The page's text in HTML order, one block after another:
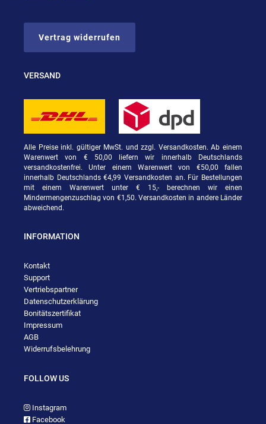
Vertrag widerrufen
VERSAND
Alle Preise inkl. gültiger MwSt. und zzgl. Versandkosten. Ab einem
Warenwert von € 50,00 liefern wir innerhalb Deutschlands
versandkostenfrei. Unter einem Warenwert von €50,00 fallen
innerhalb Deutschlands €4,99 Versandkosten an. Für Bestellungen
mit einem Warenwert unter € 15,- berechnen wir einen
Mindermengenzuschlag von €1,50. Versandkosten in andere Länder
abweichend.
INFORMATION
Kontakt
Support
Vertriebspartner
Datenschutzerklärung
Bonitätszertifikat
Impressum
AGB
Widerrufsbelehrung
FOLLOW US
Instagram
Facebook